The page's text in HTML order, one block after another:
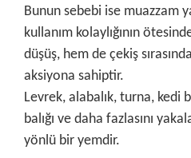
Bunun sebebi ise muazzam
kullanım kolaylığının
düşüş, hem de çekiş
aksiyona sahiptir.
Levrek, alabalık, turna, kedi
balığı ve daha fazlasını
yönlü bir yemdir.